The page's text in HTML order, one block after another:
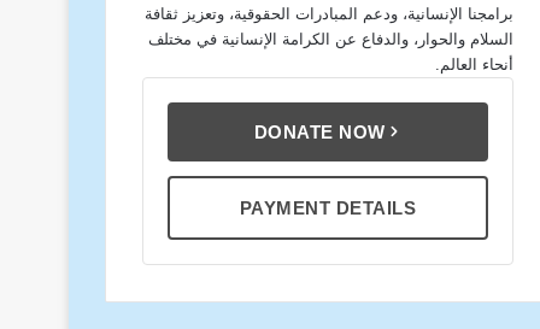
برامجنا الإنسانية، ودعم المبادرات الحقوقية، وتعزيز ثقافة
السلام والحوار، والدفاع عن الكرامة الإنسانية في مختلف
أنحاء العالم.
DONATE NOW
PAYMENT DETAILS